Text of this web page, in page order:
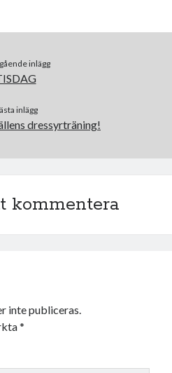
inlägg
inlägg
dressyrträning!
kommentera
inte publiceras.
*